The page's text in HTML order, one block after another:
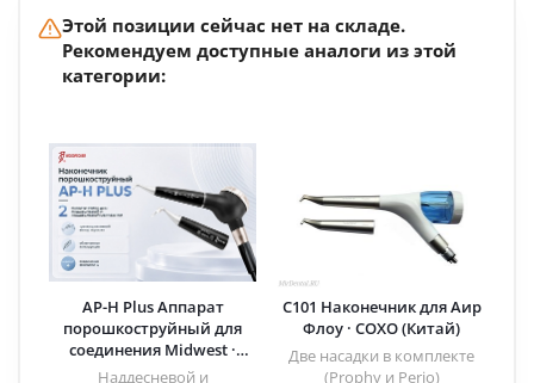
Этой позиции сейчас нет на складе.
Рекомендуем доступные аналоги из этой
категории:
AP-H Plus Аппарат
порошкоструйный для
соединения Midwest ·
Woodpecker (Китай)
Наддесневой и
C101 Наконечник для Аир
Флоу · COXO (Китай)
Две насадки в комплекте
(Prophy и Perio)